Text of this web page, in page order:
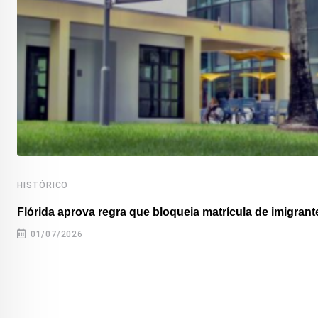
HISTÓRICO
Flórida aprova regra que bloqueia matrícula de
01/07/2026